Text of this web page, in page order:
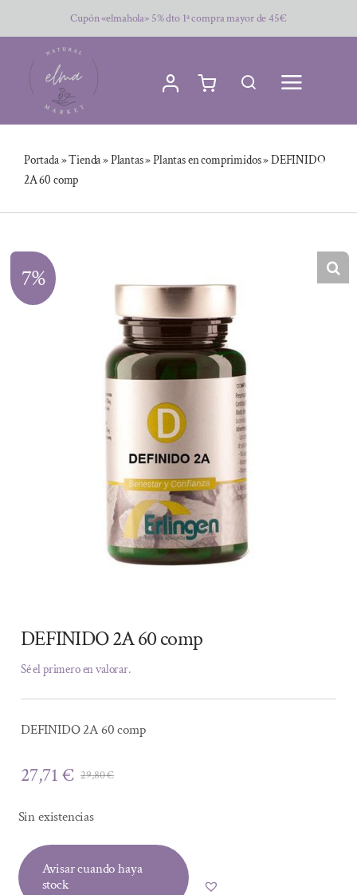
al
contenido
Cupón «elmahola» 5% dto 1ª compra mayor de 45€
Portada»Tienda»Plantas»Plantas en comprimidos»DEFINIDO
2A 60 comp
7%
DEFINIDO 2A 60 comp
Sé el primero en valorar.
DEFINIDO 2A 60 comp
29,80€El
era:
29,80 €.
27,71€
El
es:
27,71 €.
Sin existencias
Avisar cuando haya
stock